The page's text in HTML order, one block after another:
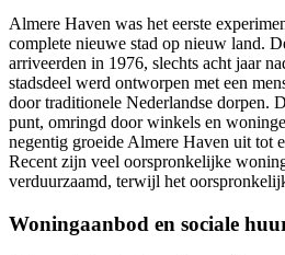
Almere Haven was het eerste
complete nieuwe stad op nieuw land.
arriveerden in 1976, slechts acht jaar
stadsdeel werd ontworpen met een
door traditionele Nederlandse dorpen.
punt, omringd door winkels en
negentig groeide Almere Haven uit tot
Recent zijn veel oorspronkelijke
verduurzaamd, terwijl het
Woningaanbod en sociale